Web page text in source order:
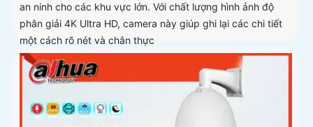
an ninh cho các khu vực lớn. Với chất lượng hình ảnh độ
phân giải 4K Ultra HD, camera này giúp ghi lại các chi tiết
một cách rõ nét và chân thực